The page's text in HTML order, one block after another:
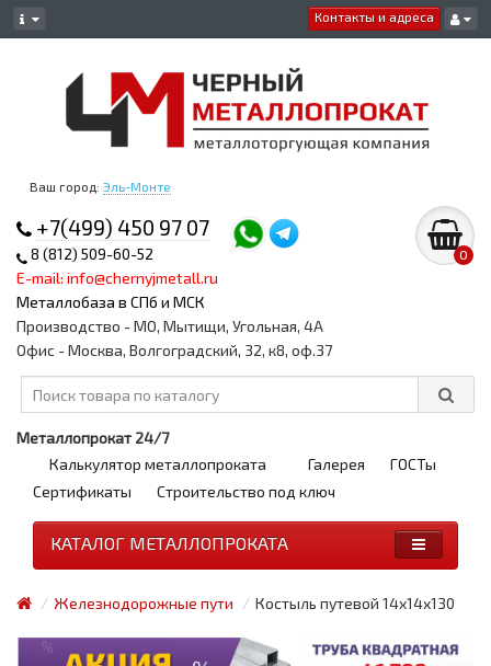
Контакты и адреса
Ваш город: Эль-Монте
+7(499) 450 97 07
8 (812) 509-60-52
E-mail: info@chernyjmetall.ru
Металлобаза в СПб и МСК
0
Производство - МО, Мытищи, Угольная, 4А
Офис - Москва, Волгоградский, 32, к8, оф.37
Металлопрокат 24/7
Калькулятор металлопроката
Галерея
ГОСТы
Сертификаты
Строительство под ключ
КАТАЛОГ МЕТАЛЛОПРОКАТА
Железнодорожные пути Костыль путевой 14х14х130